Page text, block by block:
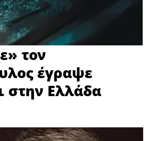
τον
έγραψε
στην Ελλάδα